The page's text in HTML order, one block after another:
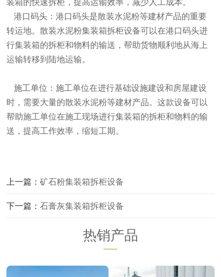
装箱的快速拆柜，提高运输效率，减少人工成本。
港口码头：港口码头是散装水泥粉等建材产品的重要
转运地。散装水泥粉集装箱拆柜设备可以在港口码头进
行集装箱的拆柜和物料的输送，帮助货物顺利地从海上
运输转移到陆地运输。
施工单位：施工单位在进行基础设施建设和房屋建设
时，需要大量的散装水泥粉等建材产品。这款设备可以
帮助施工单位在施工现场进行集装箱的拆柜和物料的输
送，提高工作效率，缩短工期。
上一篇：矿石粉集装箱拆柜设备
下一篇：石膏灰集装箱拆柜设备
热销产品